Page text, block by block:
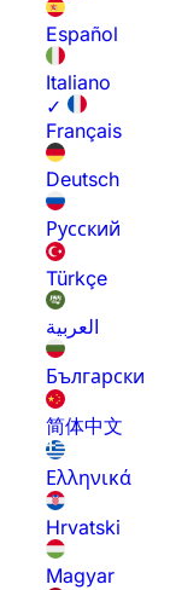
Español
Italiano
✓
Français
Deutsch
Русский
Türkçe
العربية
Български
简体中文
Ελληνικά
Hrvatski
Magyar